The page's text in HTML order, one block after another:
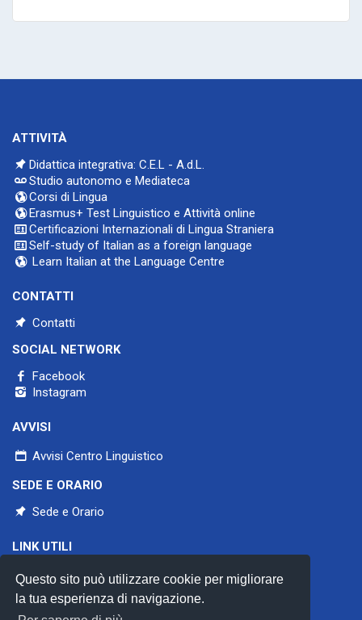
Questo sito può utilizzare cookie per migliorare
la tua esperienza di navigazione.
ATTIVITÀ
Didattica integrativa: C.E.L - A.d.L.
Studio autonomo e Mediateca
Corsi di Lingua
Erasmus+ Test Linguistico e Attività online
Certificazioni Internazionali di Lingua Straniera
Self-study of Italian as a foreign language
Learn Italian at the Language Centre
CONTATTI
Contatti
SOCIAL NETWORK
Facebook
Instagram
AVVISI
Avvisi Centro Linguistico
SEDE E ORARIO
Sede e Orario
LINK UTILI
Aiclu
CercleS
Council of Europe